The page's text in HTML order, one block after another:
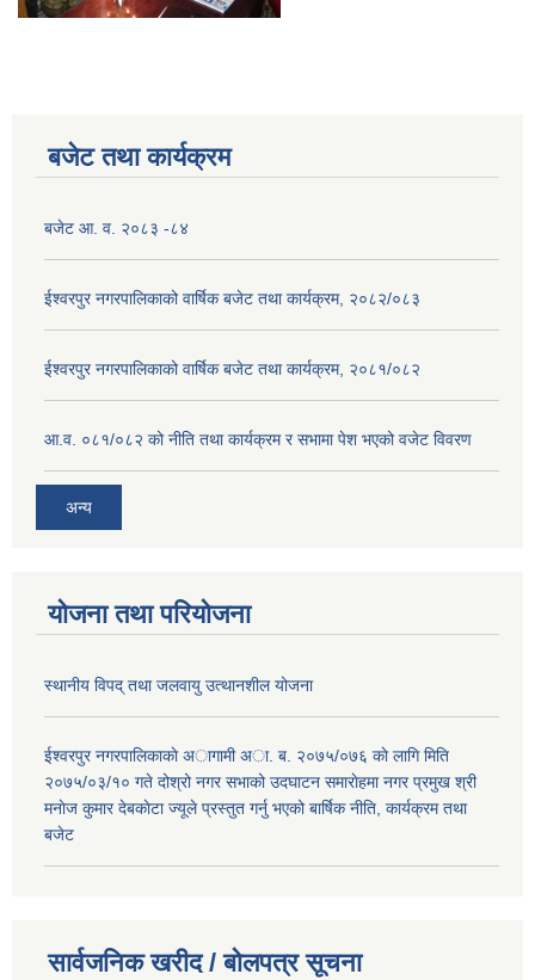
बजेट तथा कार्यक्रम
बजेट आ. व. २०८३ -८४
ईश्वरपुर नगरपालिकाको वार्षिक बजेट तथा कार्यक्रम, २०८२/०८३
ईश्वरपुर नगरपालिकाको वार्षिक बजेट तथा कार्यक्रम, २०८१/०८२
आ.व. ०८१/०८२ को नीति तथा कार्यक्रम र सभामा पेश भएको वजेट विवरण
अन्य
योजना तथा परियोजना
स्थानीय विपद् तथा जलवायु उत्थानशील योजना
ईश्वरपुर नगरपालिकाकाे अागामी अा. ब. २०७५/०७६ काे लागि मिति
२०७५/०३/१० गते दोश्रो नगर सभाको उदघाटन समाराेहमा नगर प्रमुख श्री
मनाेज कुमार देबकाेटा ज्यूले प्रस्तुत गर्नु भएको बार्षिक नीति, कार्यक्रम तथा
बजेट
सार्वजनिक खरीद / बोलपत्र सूचना